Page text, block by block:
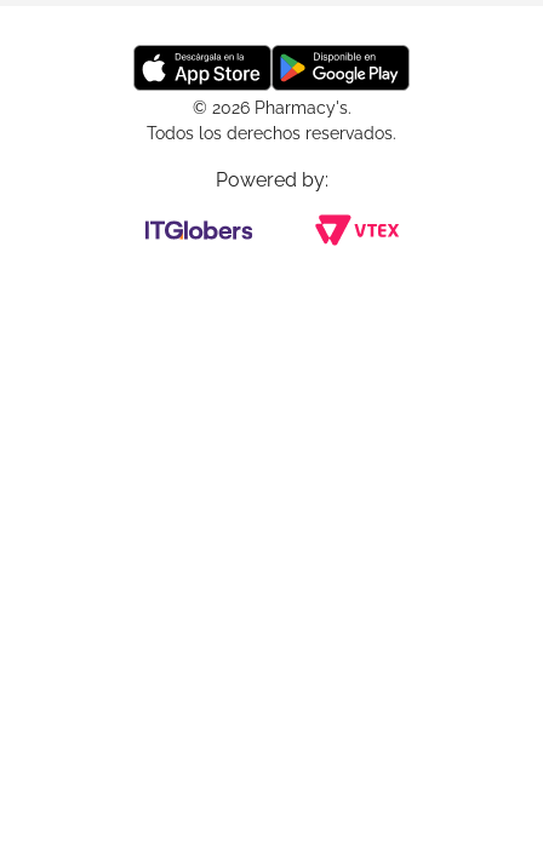
© 2026 Pharmacy's.
Todos los derechos reservados.
Powered by: